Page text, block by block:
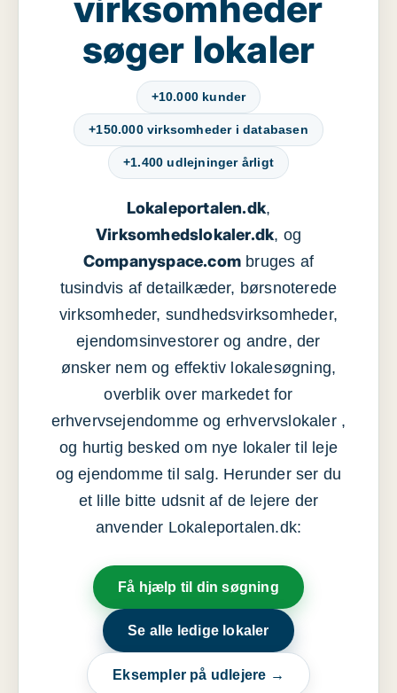
søger lokaler
+10.000 kunder
+150.000 virksomheder i databasen
+1.400 udlejninger årligt
Lokaleportalen.dk,
Virksomhedslokaler.dk, og
Companyspace.com bruges af
tusindvis af detailkæder, børsnoterede
virksomheder, sundhedsvirksomheder,
ejendomsinvestorer og andre, der
ønsker nem og effektiv lokalesøgning,
overblik over markedet for
erhvervsejendomme og erhvervslokaler ,
og hurtig besked om nye lokaler til leje
og ejendomme til salg. Herunder ser du
et lille bitte udsnit af de lejere der
anvender Lokaleportalen.dk:
Få hjælp til din søgning
Se alle ledige lokaler
Eksempler på udlejere →